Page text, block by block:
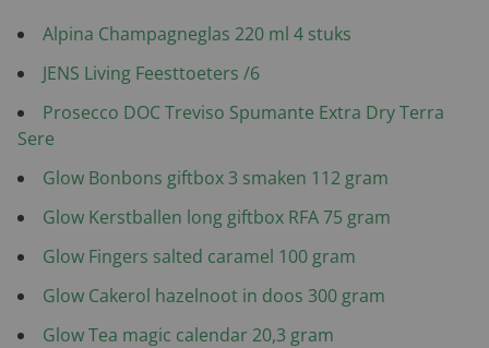
Alpina Champagneglas 220 ml 4 stuks
JENS Living Feesttoeters /6
Prosecco DOC Treviso Spumante Extra Dry Terra
Sere
Glow Bonbons giftbox 3 smaken 112 gram
Glow Kerstballen long giftbox RFA 75 gram
Glow Fingers salted caramel 100 gram
Glow Cakerol hazelnoot in doos 300 gram
Glow Tea magic calendar 20,3 gram